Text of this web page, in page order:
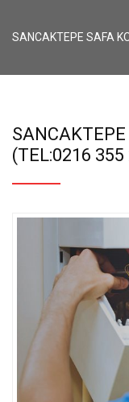
SANCAKTEPE SAFA
(TEL:0216 355